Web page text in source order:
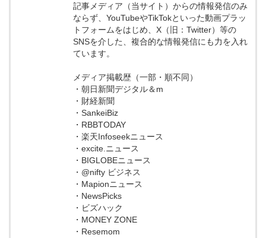
記事メディア（当サイト）からの情報発信のみ
ならず、YouTubeやTikTokといった動画プラッ
トフォームをはじめ、X（旧：Twitter）等の
SNSを介した、複合的な情報発信にも力を入れ
ています。
メディア掲載歴（一部・順不同）
・朝日新聞デジタル＆m
・財経新聞
・SankeiBiz
・RBBTODAY
・楽天Infoseekニュース
・excite.ニュース
・BIGLOBEニュース
・@nifty ビジネス
・Mapionニュース
・NewsPicks
・ビズハック
・MONEY ZONE
・Resemom